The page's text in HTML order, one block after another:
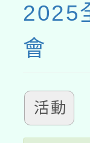
2025
會
活動